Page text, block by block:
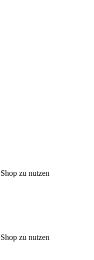
zu nutzen
zu nutzen